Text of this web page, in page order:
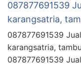
087877691539
karangsatria,
087877691539
karangsatria,
087877691539